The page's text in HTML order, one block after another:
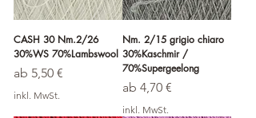
CASH 30 Nm.2/26
30%WS 70%Lambswool
ab 5,50 €
Sale-Preis
inkl. MwSt.
Nm. 2/15 grigio chiaro
30%Kaschmir /
70%Supergeelong
ab 4,70 €
Sale-Preis
inkl. MwSt.